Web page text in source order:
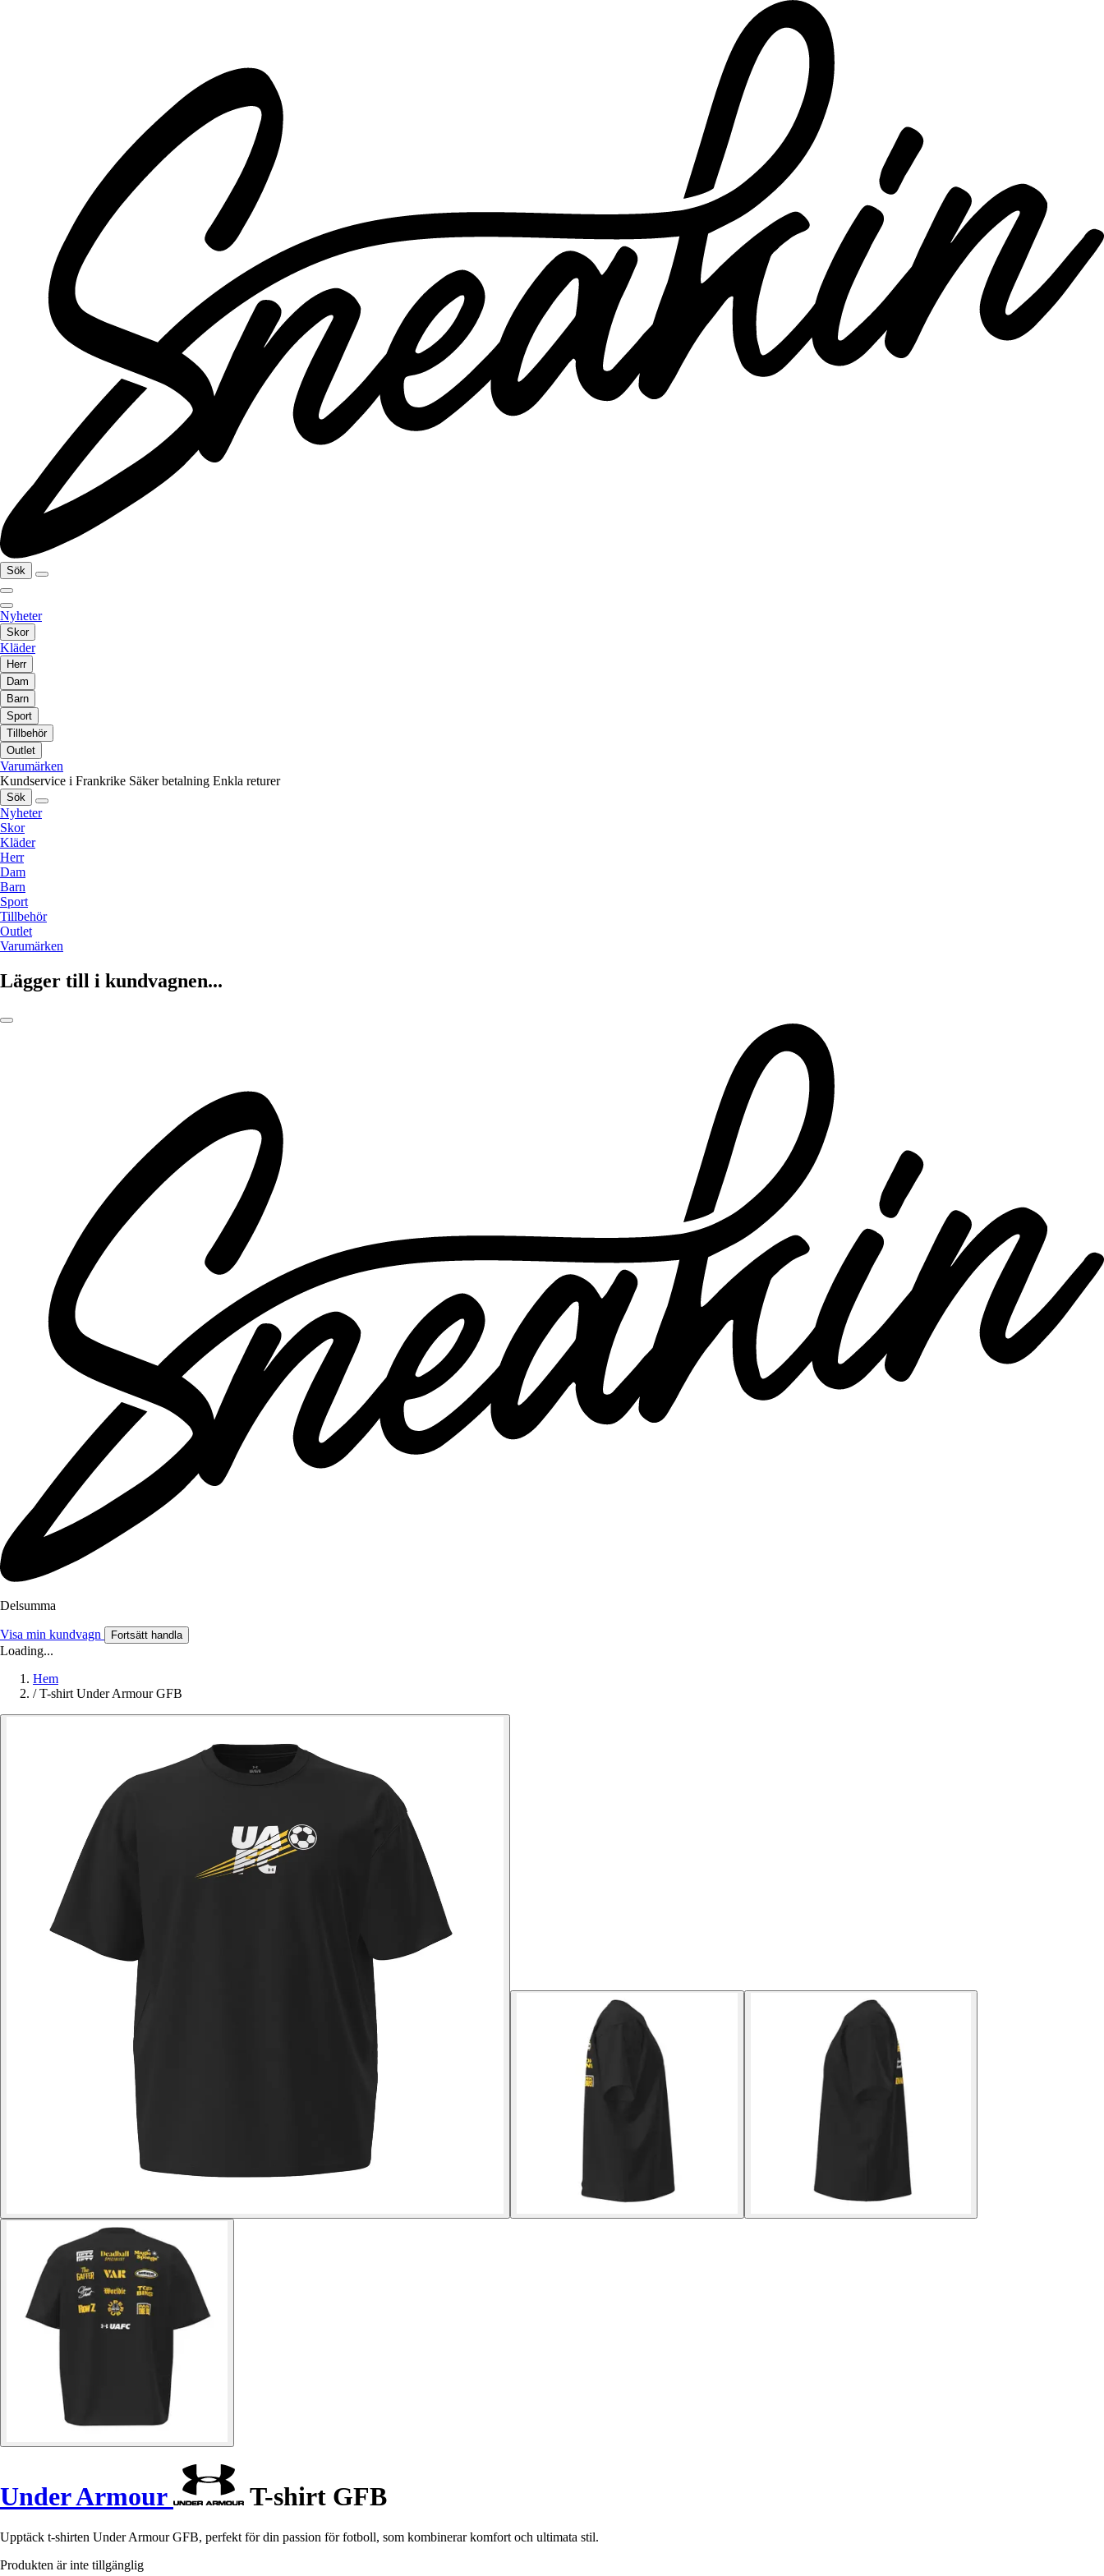
Sök
Nyheter
Skor
Kläder
Herr
Dam
Barn
Sport
Tillbehör
Outlet
Varumärken
Kundservice i Frankrike Säker betalning Enkla returer
Sök
Nyheter
Skor
Kläder
Herr
Dam
Barn
Sport
Tillbehör
Outlet
Varumärken
Lägger till i kundvagnen...
Delsumma
Visa min kundvagn Fortsätt handla
Loading...
Hem
/ T-shirt Under Armour GFB
Under Armour T-shirt GFB
Upptäck t-shirten Under Armour GFB, perfekt för din passion för fotboll, som kombinerar komfort och ultimata stil.
Produkten är inte tillgänglig